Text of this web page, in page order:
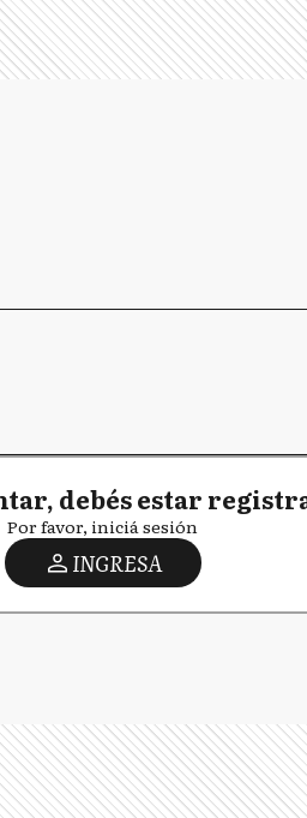
debés estar
Por favor, iniciá sesión
INGRESA